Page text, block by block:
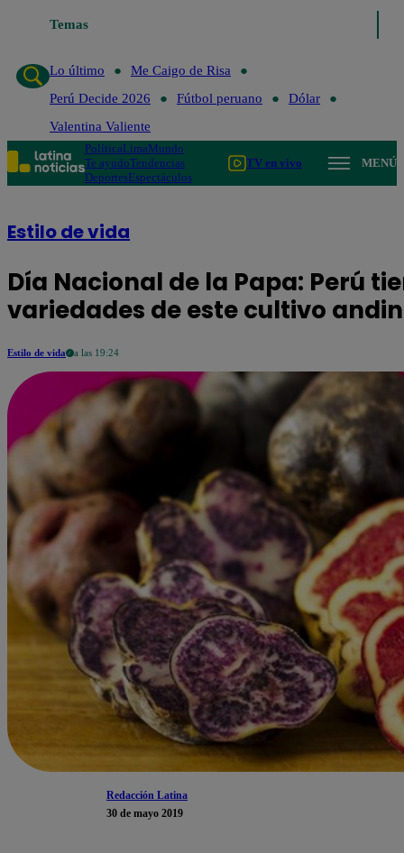
Temas
Lo último
Me Caigo de Risa
Perú Decide 2026
Fútbol peruano
Dólar
Valentina Valiente
PolíticaLimaMundo
Te ayudoTendencias
DeportesEspectáculos
TV en vivo MENÚ
Estilo de vida
Día Nacional de la Papa: Perú
variedades de este cultivo
Estilo de vida a las 19:24
Redacción Latina
30 de mayo 2019